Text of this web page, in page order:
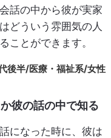
話の中から彼が実家
どういう雰囲気の人
ことができます。
後半/医療・福祉系/女性
彼の話の中で知る
になった時に、彼は